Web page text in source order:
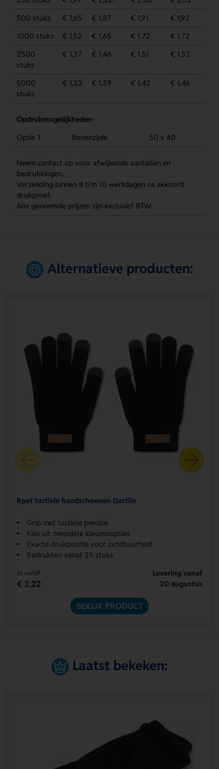
500 stuks
€ 1,65 € 1,87 € 1,91
€ 1,92
1000 stuks
€ 1,52 € 1,65 € 1,72
€ 1,72
2500
stuks
€ 1,37 € 1,46 € 1,51 € 1,52
5000
stuks
€ 1,33 € 1,39 € 1,42 € 1,46
Opdrukmogelijkheden
Optie 1
Bovenzijde 50 x 40
Neem contact op voor afwijkende aantallen en
bedrukkingen.
Verzending binnen 8 t/m 10 werkdagen na akkoord
drukproef.
Alle genoemde prijzen zijn exclusief BTW.
Alternatieve producten:
Rpet tactiele handschoenen Dactile
Grip met tactiele precisie
Kies uit meerdere kleurenopties
Exacte drukpositie voor zichtbaarheid
Bedrukken vanaf 25 stuks
Al vanaf
€ 2,22
Levering vanaf
20 augustus
BEKIJK PRODUCT
Laatst bekeken: